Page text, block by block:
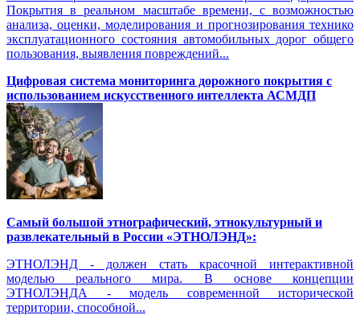
Покрытия в реальном масштабе времени, с возможностью
анализа, оценки, моделирования и прогнозирования технико
эксплуатационного состояния автомобильных дорог общего
пользования, выявления повреждений...
Цифровая система мониторинга дорожного покрытия с
использованием искусственного интеллекта АСМДП
Самый большой этнографический, этнокультурный и
развлекательный в России «ЭТНОЛЭНД»:
ЭТНОЛЭНД - должен стать красочной интерактивной
моделью реального мира. В основе концепции
ЭТНОЛЭНДА - модель современной исторической
территории, способной...